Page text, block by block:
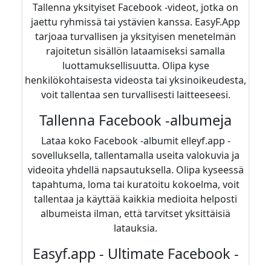
Tallenna yksityiset Facebook -videot, jotka on
jaettu ryhmissä tai ystävien kanssa. EasyF.App
tarjoaa turvallisen ja yksityisen menetelmän
rajoitetun sisällön lataamiseksi samalla
luottamuksellisuutta. Olipa kyse
henkilökohtaisesta videosta tai yksinoikeudesta,
voit tallentaa sen turvallisesti laitteeseesi.
Tallenna Facebook -albumeja
Lataa koko Facebook -albumit elleyf.app -
sovelluksella, tallentamalla useita valokuvia ja
videoita yhdellä napsautuksella. Olipa kyseessä
tapahtuma, loma tai kuratoitu kokoelma, voit
tallentaa ja käyttää kaikkia medioita helposti
albumeista ilman, että tarvitset yksittäisiä
latauksia.
Easyf.app - Ultimate Facebook -